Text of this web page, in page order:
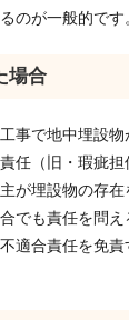
のが一般的です
場合
事で地中埋設
任（旧・瑕疵
が埋設物の存
でも責任を問
適合責任を免